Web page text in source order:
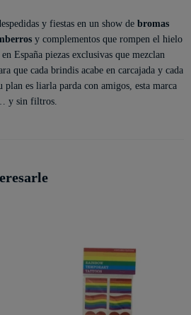
y fiestas en un show de bromas
y complementos que rompen el hielo
España piezas exclusivas que mezclan
que cada brindis acabe en carcajada y cada
es liarla parda con amigos, esta marca
y sin filtros.